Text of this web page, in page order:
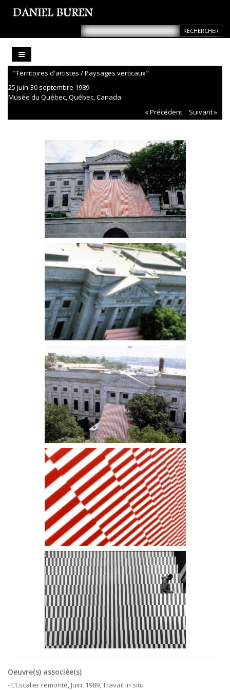
"Territoires d'artistes / Paysages verticaux"
25 juin-30 septembre 1989
Musée du Québec, Québec, Canada
« Précédent
Suivant »
Oeuvre(s) associée(s)
- L’Escalier remonté, Juin, 1989, Travail in situ